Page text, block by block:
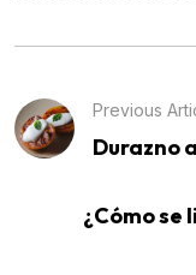
Previous
Durazno
¿Cómo se